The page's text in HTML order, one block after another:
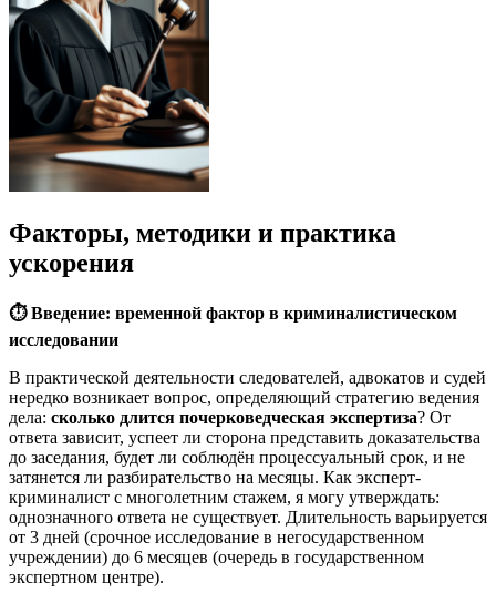
Факторы, методики и практика
ускорения
⏱️Введение: временной фактор в криминалистическом
исследовании
В практической деятельности следователей, адвокатов и судей
нередко возникает вопрос, определяющий стратегию ведения
дела: сколько длится почерковедческая экспертиза? От
ответа зависит, успеет ли сторона представить доказательства
до заседания, будет ли соблюдён процессуальный срок, и не
затянется ли разбирательство на месяцы. Как эксперт-
криминалист с многолетним стажем, я могу утверждать:
однозначного ответа не существует. Длительность варьируется
от 3 дней (срочное исследование в негосударственном
учреждении) до 6 месяцев (очередь в государственном
экспертном центре).